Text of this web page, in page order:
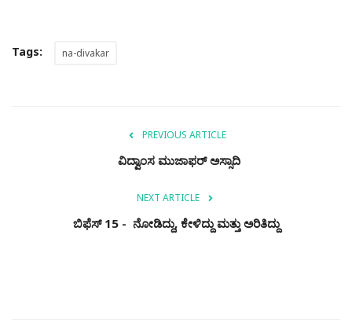
Tags: na-divakar
PREVIOUS ARTICLE
ವಿದ್ವಾಂಸ ಮುಜಾಫರ್‌ ಅಸ್ಸಾದಿ
NEXT ARTICLE
ಬಿಫೆಸ್ 15 - ನೋಡಿದ್ದು, ಕೇಳಿದ್ದು ಮತ್ತು ಅರಿತಿದ್ದು